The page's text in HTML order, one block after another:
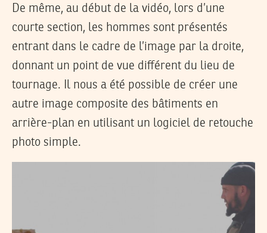
De même, au début de la vidéo, lors d’une
courte section, les hommes sont présentés
entrant dans le cadre de l’image par la droite,
donnant un point de vue différent du lieu de
tournage. Il nous a été possible de créer une
autre image composite des bâtiments en
arrière-plan en utilisant un logiciel de retouche
photo simple.